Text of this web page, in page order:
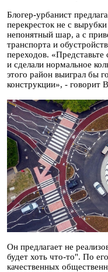
Блогер-урбанист
перекресток не с
непонятный шар, а с
транспорта и
переходов. «Представьте
и сделали нормальное
этого район выиграл бы
конструкции», - говорит
Он предлагает не
будет хоть что-то". По
качественных